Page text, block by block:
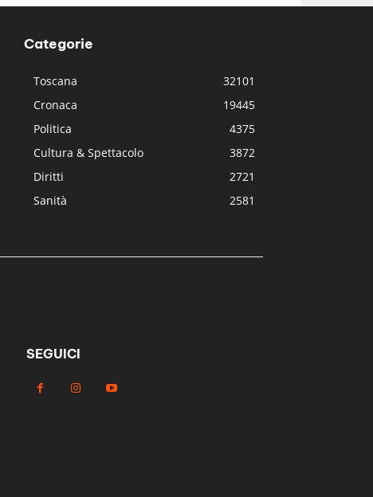
Categorie
Toscana
32101
Cronaca
19445
Politica
4375
Cultura & Spettacolo
3872
Diritti
2721
Sanità
2581
SEGUICI